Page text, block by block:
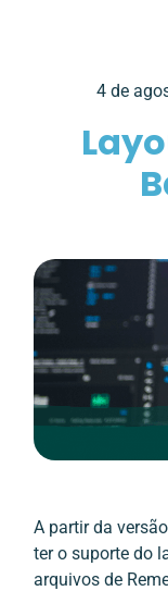
4 de
A partir da
ter o suporte do
arquivos de